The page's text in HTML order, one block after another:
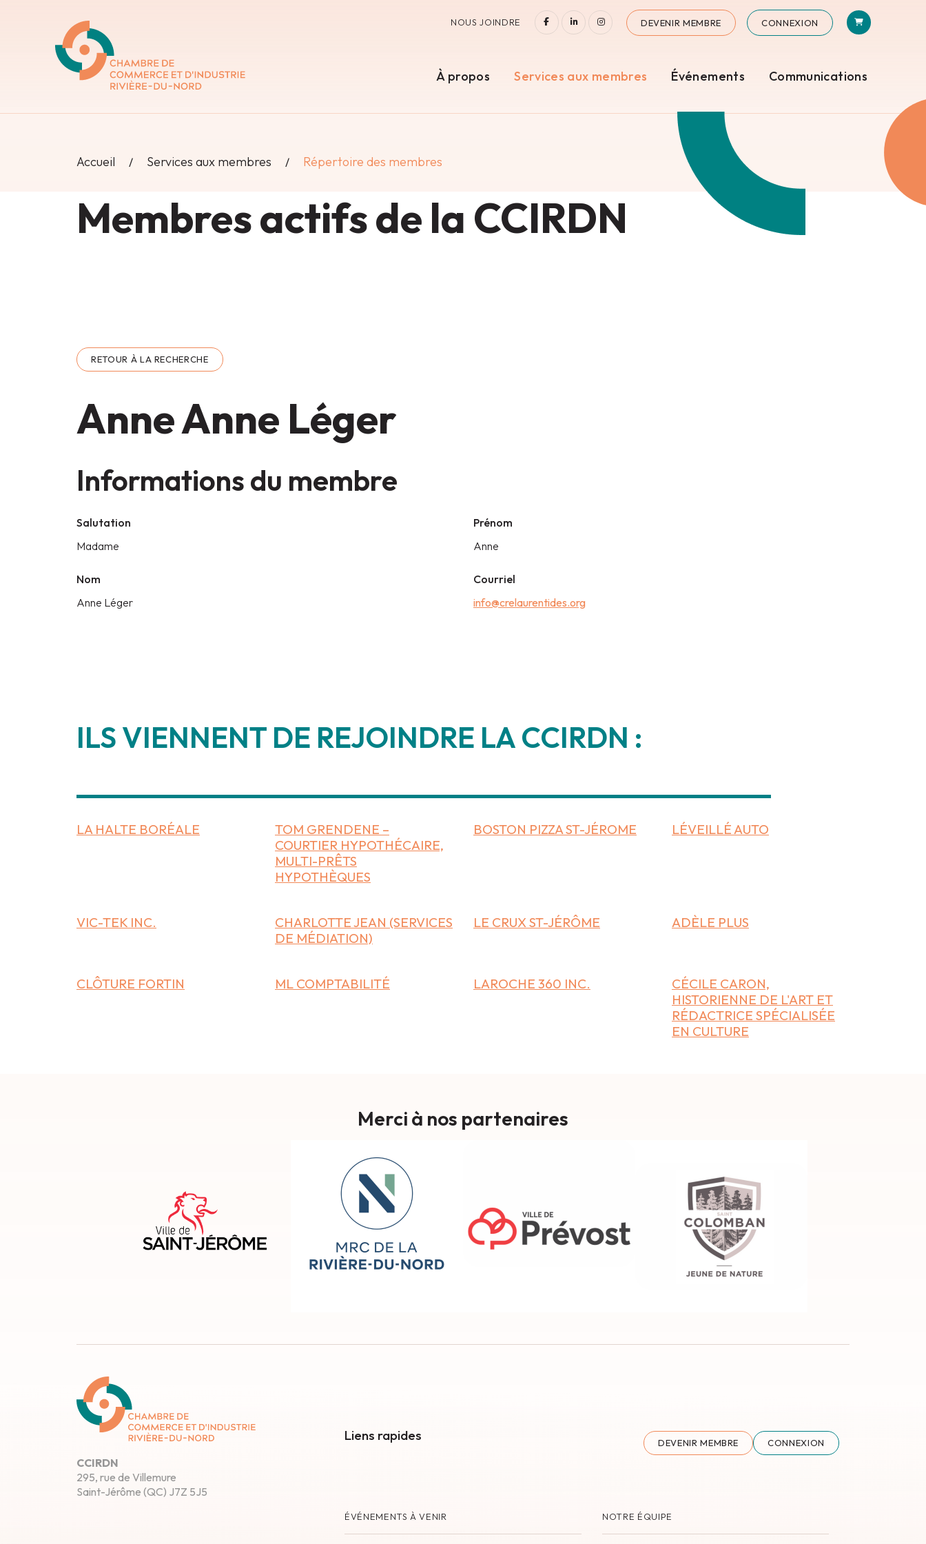
NOUS JOINDRE FACEBOOKLINKEDININSTAGRAMDEVENIR MEMBRE CONNEXION
PANIER
À propos Services aux membres Événements Communications
Accueil Services aux membres Répertoire des membres
Membres actifs de la CCIRDN
RETOUR À LA RECHERCHE
Anne Anne Léger
Informations du membre
Salutation
Madame
Prénom
Anne
Nom
Anne Léger
Courriel
info@crelaurentides.org
ILS VIENNENT DE REJOINDRE LA CCIRDN :
LA HALTE BORÉALE
TOM GRENDENE –
COURTIER HYPOTHÉCAIRE,
MULTI-PRÊTS
HYPOTHÈQUES
BOSTON PIZZA ST-JÉROME LÉVEILLÉ AUTO
VIC-TEK INC.
CHARLOTTE JEAN (SERVICES
DE MÉDIATION)
LE CRUX ST-JÉRÔME ADÈLE PLUS
CLÔTURE FORTIN ML COMPTABILITÉ LAROCHE 360 INC.
CÉCILE CARON,
HISTORIENNE DE L'ART ET
RÉDACTRICE SPÉCIALISÉE
EN CULTURE
Merci à nos partenaires
CCIRDN
295, rue de Villemure
Saint-Jérôme (QC) J7Z 5J5
Liens rapides DEVENIR MEMBRE CONNEXION
ÉVÉNEMENTS À VENIR NOTRE ÉQUIPE